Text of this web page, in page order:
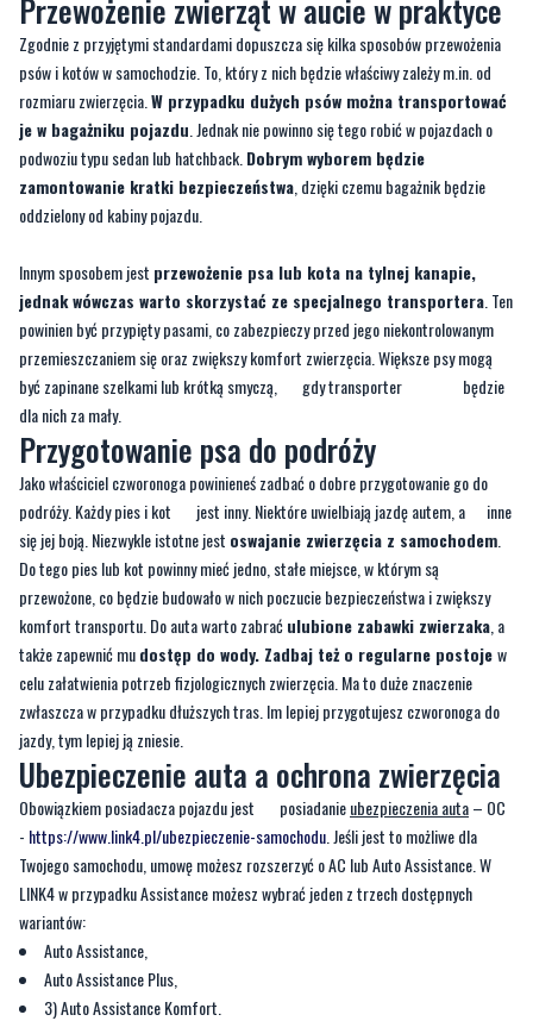
rozmiaru zwierzęcia.W przypadku dużych psów można transportować
je w bagażniku pojazdu. Jednak nie powinno się tego robić w pojazdach o
podwoziu typu sedan lub hatchback.Dobrym wyborem będzie
zamontowanie kratki bezpieczeństwa, dzięki czemu bagażnik będzie
oddzielony od kabiny pojazdu.
Innym sposobem jestprzewożenie psa lub kota na tylnej kanapie,
jednak wówczas warto skorzystać ze specjalnego transportera
przemieszczaniem się oraz zwiększy komfort zwierzęcia. Większe psy mogą
być zapinane szelkami lub krótką smyczą, gdy transporter będzie
dla nich za mały.
Przygotowanie psa do podróży
Jako właściciel czworonoga powinieneś zadbać o dobre przygotowanie go do
podróży. Każdy pies i kot jest inny. Niektóre uwielbiają jazdę autem, a inne
się jej boją. Niezwykle istotne jestoswajanie zwierzęcia z samochodem
Do tego pies lub kot powinny mieć jedno, stałe miejsce, w którym są
przewożone, co będzie budowało w nich poczucie bezpieczeństwa i zwiększy
komfort transportu. Do auta warto zabraćulubione zabawki zwierzaka, a
także zapewnić mudostęp do wody. Zadbaj też o regularne postoje
celu załatwienia potrzeb fizjologicznych zwierzęcia. Ma to duże znaczenie
zwłaszcza w przypadku dłuższych tras. Im lepiej przygotujesz czworonoga do
jazdy, tym lepiej ją zniesie.
Ubezpieczenie auta a ochrona zwierzęcia
Obowiązkiem posiadacza pojazdu jest posiadanieubezpieczenia auta– OC
-https://www.link4.pl/ubezpieczenie-samochodu
Twojego samochodu, umowę możesz rozszerzyć o AC lub Auto Assistance. W
LINK4 w przypadku Assistance możesz wybrać jeden z trzech dostępnych
wariantów:
Auto Assistance,
Auto Assistance Plus,
3) Auto Assistance Komfort.
Myśląc o podrózy ze zwierzakiem, warto zwrócić uwagę szczególnie na
świadczenie opieki oraz pomocy medycznej. Niezależnie od tego, na który z
wariantów dostępnych w ofercie LINK4 się zdecydujesz, jeśli w wyniku zdarzenia